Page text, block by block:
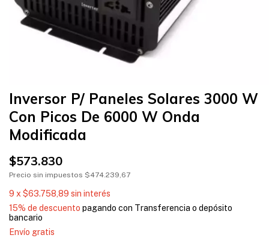
Inversor P/ Paneles Solares 3000 W
Con Picos De 6000 W Onda
Modificada
$573.830
Precio sin impuestos $474.239,67
9 x$63.758,89 sin interés
15% de descuento pagando con Transferencia o depósito
bancario
Envío gratis